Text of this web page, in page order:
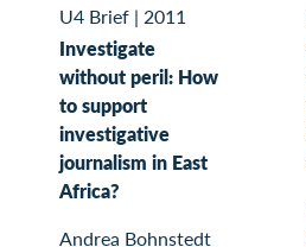
U4 Brief | 2011
Investigate
without peril: How
to support
investigative
journalism in East
Africa?
Andrea Bohnstedt